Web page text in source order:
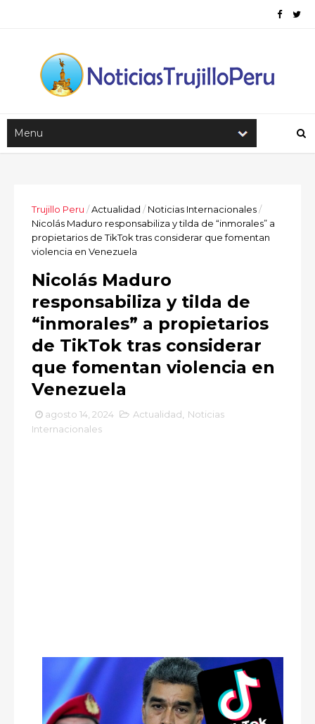
Trujillo Peru /Actualidad / Noticias Internacionales/
Nicolás Maduro responsabiliza y tilda de “inmorales” a
propietarios de TikTok tras considerar que fomentan
violencia en Venezuela
Nicolás Maduro
responsabiliza y tilda de
“inmorales” a propietarios
de TikTok tras considerar
que fomentan violencia en
Venezuela
agosto 14, 2024 Actualidad
Noticias
Internacionales